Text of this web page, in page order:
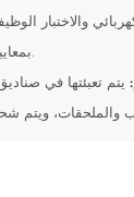
والاختبار
يتم تعبئتها في